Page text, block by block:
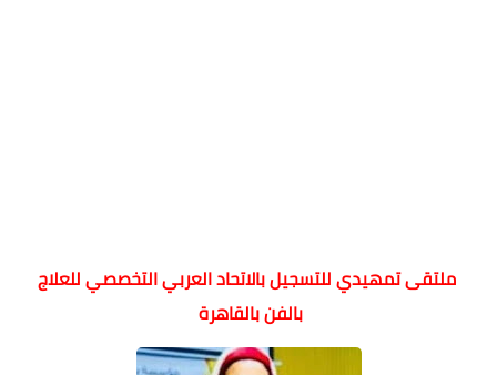
ملتقى تمهيدي للتسجيل بالاتحاد العربي التخصصي للعلاج
بالفن بالقاهرة